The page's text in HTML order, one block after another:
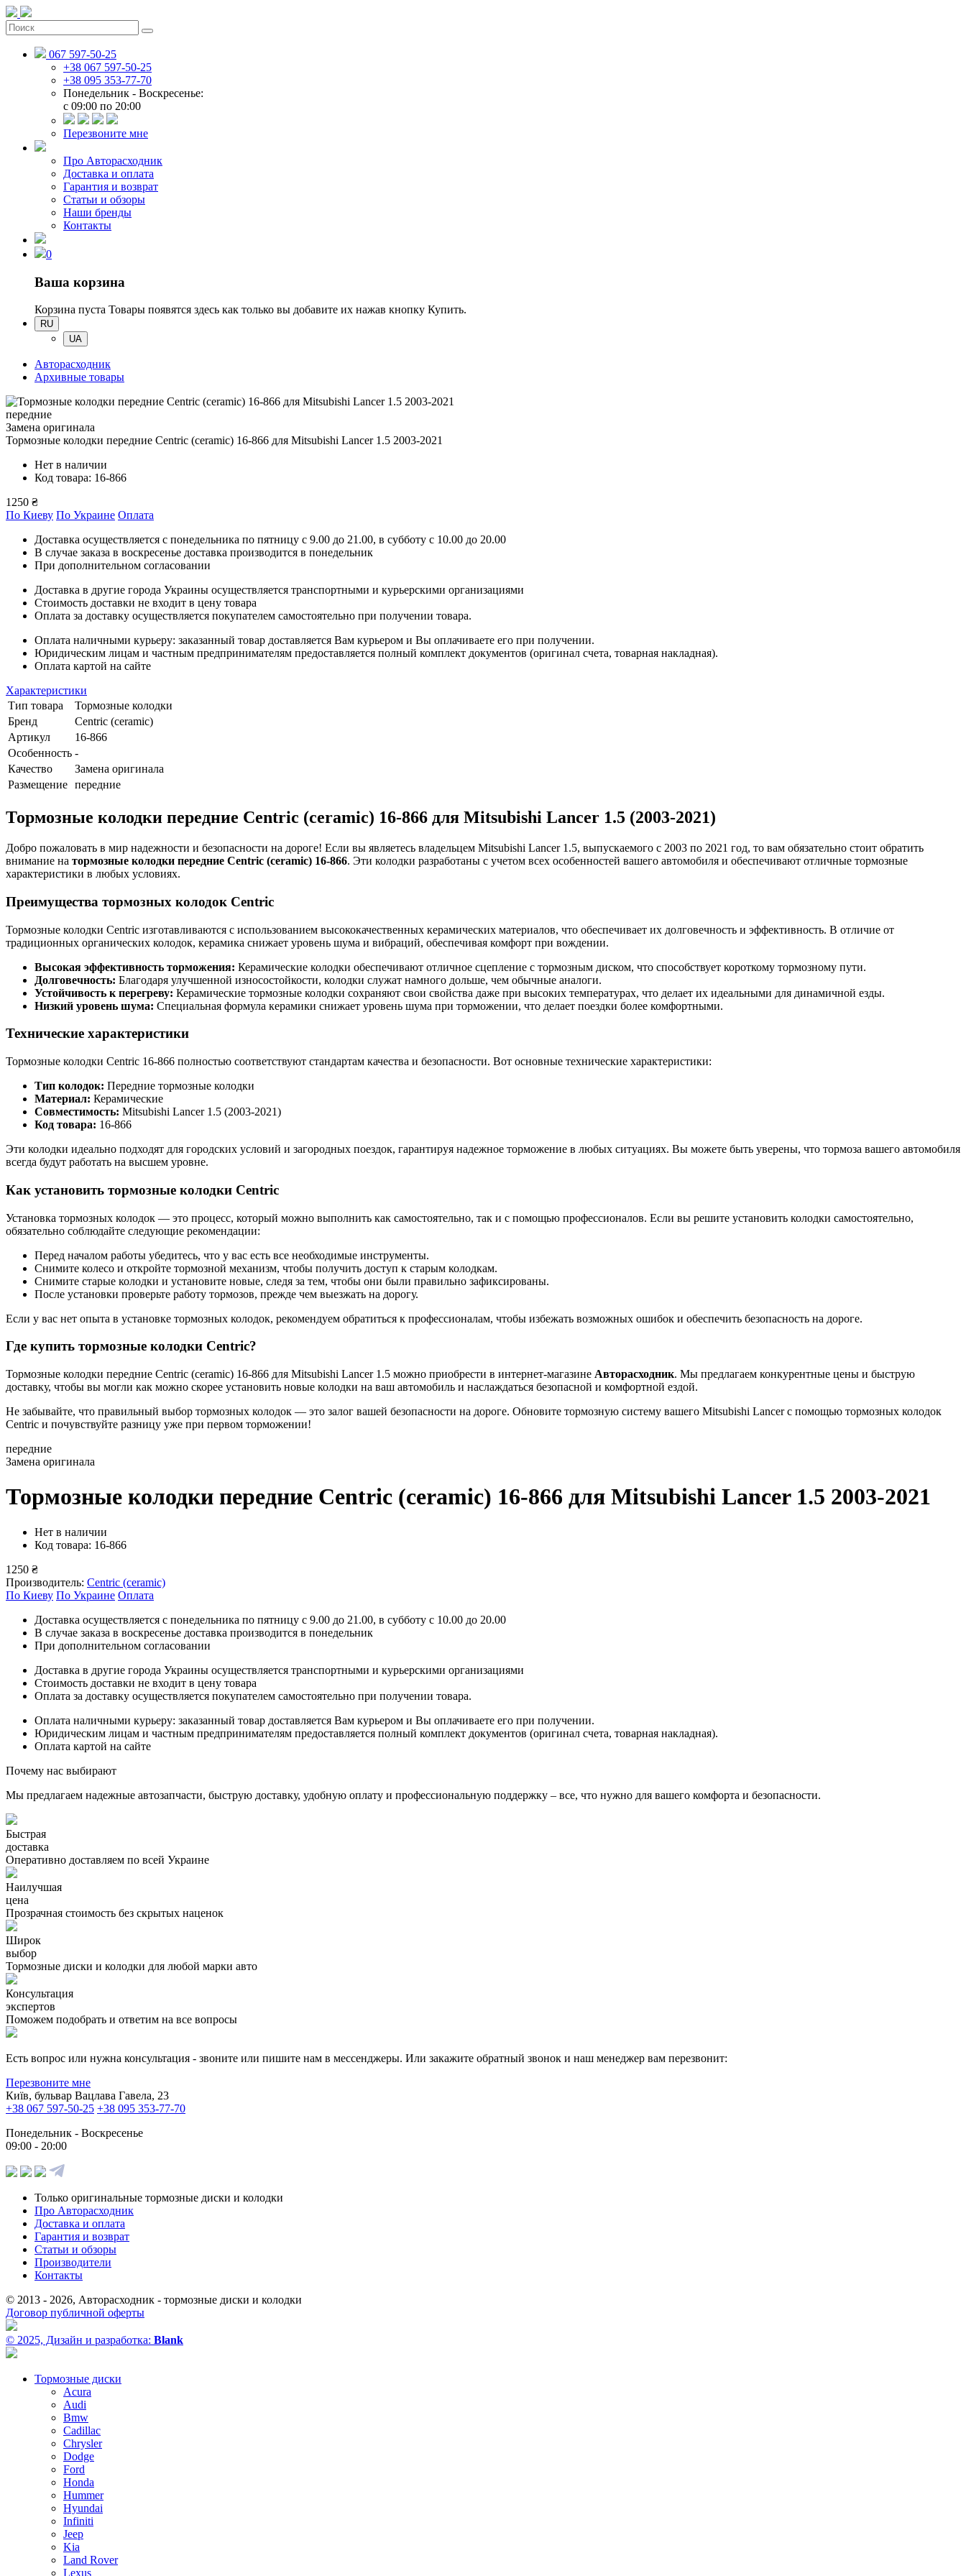
067 597-50-25
+38 067 597-50-25
+38 095 353-77-70
Понедельник - Воскресенье:
c 09:00 по 20:00
Перезвоните мне
Про Авторасходник
Доставка и оплата
Гарантия и возврат
Статьи и обзоры
Наши бренды
Контакты
0
Ваша корзина
Корзина пуста Товары появятся здесь как только вы добавите их нажав кнопку Купить.
RU
UA
Авторасходник
Архивные товары
передние
Замена оригинала
Тормозные колодки передние Centric (ceramic) 16-866 для Mitsubishi Lancer 1.5 2003-2021
Нет в наличии
Код товара: 16-866
1250 ₴
По Киеву По Украине Оплата
Доставка осуществляется с понедельника по пятницу с 9.00 до 21.00, в субботу с 10.00 до 20.00
В случае заказа в воскресенье доставка производится в понедельник
При дополнительном согласовании
Доставка в другие города Украины осуществляется транспортными и курьерскими организациями
Стоимость доставки не входит в цену товара
Оплата за доставку осуществляется покупателем самостоятельно при получении товара.
Оплата наличными курьеру: заказанный товар доставляется Вам курьером и Вы оплачиваете его при получении.
Юридическим лицам и частным предпринимателям предоставляется полный комплект документов (оригинал счета, товарная накладная).
Оплата картой на сайте
Характеристики
Тип товара
Тормозные колодки
Бренд
Centric (ceramic)
Артикул
16-866
Особенность -
Качество
Замена оригинала
Размещение передние
Тормозные колодки передние Centric (ceramic) 16-866 для Mitsubishi Lancer 1.5 (2003-2021)
Добро пожаловать в мир надежности и безопасности на дороге! Если вы являетесь владельцем Mitsubishi Lancer 1.5, выпускаемого с 2003 по 2021 год, то вам обязательно стоит обратить
внимание на тормозные колодки передние Centric (ceramic) 16-866. Эти колодки разработаны с учетом всех особенностей вашего автомобиля и обеспечивают отличные тормозные
характеристики в любых условиях.
Преимущества тормозных колодок Centric
Тормозные колодки Centric изготавливаются с использованием высококачественных керамических материалов, что обеспечивает их долговечность и эффективность. В отличие от
традиционных органических колодок, керамика снижает уровень шума и вибраций, обеспечивая комфорт при вождении.
Высокая эффективность торможения: Керамические колодки обеспечивают отличное сцепление с тормозным диском, что способствует короткому тормозному пути.
Долговечность: Благодаря улучшенной износостойкости, колодки служат намного дольше, чем обычные аналоги.
Устойчивость к перегреву: Керамические тормозные колодки сохраняют свои свойства даже при высоких температурах, что делает их идеальными для динамичной езды.
Низкий уровень шума: Специальная формула керамики снижает уровень шума при торможении, что делает поездки более комфортными.
Технические характеристики
Тормозные колодки Centric 16-866 полностью соответствуют стандартам качества и безопасности. Вот основные технические характеристики:
Тип колодок: Передние тормозные колодки
Материал: Керамические
Совместимость: Mitsubishi Lancer 1.5 (2003-2021)
Код товара: 16-866
Эти колодки идеально подходят для городских условий и загородных поездок, гарантируя надежное торможение в любых ситуациях. Вы можете быть уверены, что тормоза вашего автомобиля
всегда будут работать на высшем уровне.
Как установить тормозные колодки Centric
Установка тормозных колодок — это процесс, который можно выполнить как самостоятельно, так и с помощью профессионалов. Если вы решите установить колодки самостоятельно,
обязательно соблюдайте следующие рекомендации:
Перед началом работы убедитесь, что у вас есть все необходимые инструменты.
Снимите колесо и откройте тормозной механизм, чтобы получить доступ к старым колодкам.
Снимите старые колодки и установите новые, следя за тем, чтобы они были правильно зафиксированы.
После установки проверьте работу тормозов, прежде чем выезжать на дорогу.
Если у вас нет опыта в установке тормозных колодок, рекомендуем обратиться к профессионалам, чтобы избежать возможных ошибок и обеспечить безопасность на дороге.
Где купить тормозные колодки Centric?
Тормозные колодки передние Centric (ceramic) 16-866 для Mitsubishi Lancer 1.5 можно приобрести в интернет-магазине Авторасходник. Мы предлагаем конкурентные цены и быструю
доставку, чтобы вы могли как можно скорее установить новые колодки на ваш автомобиль и наслаждаться безопасной и комфортной ездой.
Не забывайте, что правильный выбор тормозных колодок — это залог вашей безопасности на дороге. Обновите тормозную систему вашего Mitsubishi Lancer с помощью тормозных колодок
Centric и почувствуйте разницу уже при первом торможении!
передние
Замена оригинала
Тормозные колодки передние Centric (ceramic) 16-866 для Mitsubishi Lancer 1.5 2003-2021
Нет в наличии
Код товара: 16-866
1250 ₴
Производитель: Centric (ceramic)
По Киеву По Украине Оплата
Доставка осуществляется с понедельника по пятницу с 9.00 до 21.00, в субботу с 10.00 до 20.00
В случае заказа в воскресенье доставка производится в понедельник
При дополнительном согласовании
Доставка в другие города Украины осуществляется транспортными и курьерскими организациями
Стоимость доставки не входит в цену товара
Оплата за доставку осуществляется покупателем самостоятельно при получении товара.
Оплата наличными курьеру: заказанный товар доставляется Вам курьером и Вы оплачиваете его при получении.
Юридическим лицам и частным предпринимателям предоставляется полный комплект документов (оригинал счета, товарная накладная).
Оплата картой на сайте
Почему нас выбирают
Мы предлагаем надежные автозапчасти, быструю доставку, удобную оплату и профессиональную поддержку – все, что нужно для вашего комфорта и безопасности.
Быстрая
доставка
Оперативно доставляем по всей Украине
Наилучшая
цена
Прозрачная стоимость без скрытых наценок
Широк
выбор
Тормозные диски и колодки для любой марки авто
Консультация
экспертов
Поможем подобрать и ответим на все вопросы
Есть вопрос или нужна консультация - звоните или пишите нам в мессенджеры. Или закажите обратный звонок и наш менеджер вам перезвонит:
Перезвоните мне
Київ, бульвар Вацлава Гавела, 23
+38 067 597-50-25 +38 095 353-77-70
Понедельник - Воскресенье
09:00 - 20:00
Только оригинальные тормозные диски и колодки
Про Авторасходник
Доставка и оплата
Гарантия и возврат
Статьи и обзоры
Производители
Контакты
© 2013 - 2026, Авторасходник - тормозные диски и колодки
Договор публичной оферты
© 2025, Дизайн и разработка: Blank
Тормозные диски
Acura
Audi
Bmw
Cadillac
Chrysler
Dodge
Ford
Honda
Hummer
Hyundai
Infiniti
Jeep
Kia
Land Rover
Lexus